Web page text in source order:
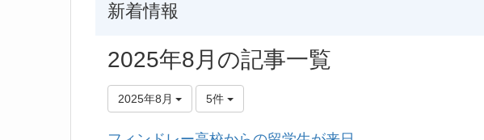
新着情報
2025年8月の記事一覧
2025年8月 5件